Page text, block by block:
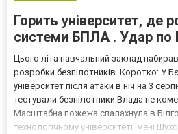
Горить університет, де
системи БПЛА . Удар по
Цього літа навчальний заклад
розробки безпілотників. Коротко: У
університет після атаки в ніч на 3
тестували безпілотники Влада не
Масштабна пожежа спалахнула в
технологічному університеті імені